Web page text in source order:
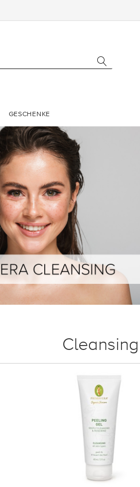
GESCHENKE
Cleansing